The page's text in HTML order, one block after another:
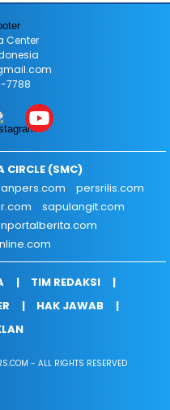
Center
7788
CIRCLE (SMC)
persrilis.com
sapulangit.com
TIM REDAKSI
HAK JAWAB
- ALL RIGHTS RESERVED